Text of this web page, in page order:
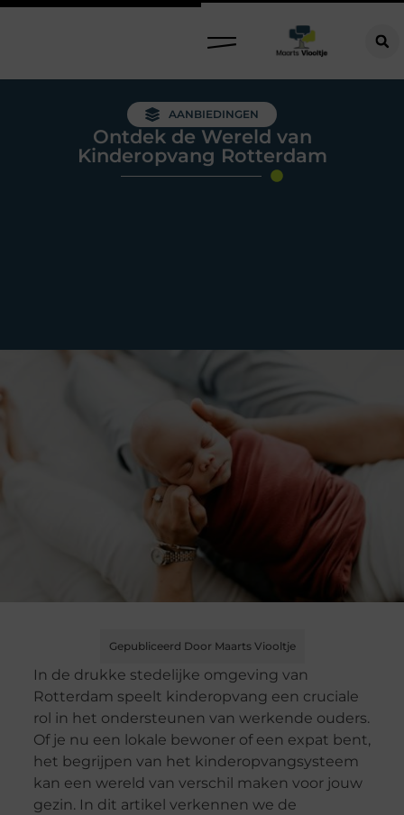
AANBIEDINGEN
Ontdek de Wereld van
Kinderopvang Rotterdam
Gepubliceerd Door Maarts Viooltje
In de drukke stedelijke omgeving van
Rotterdam speelt kinderopvang een cruciale
rol in het ondersteunen van werkende ouders.
Of je nu een lokale bewoner of een expat bent,
het begrijpen van het kinderopvangsysteem
kan een wereld van verschil maken voor jouw
gezin. In dit artikel verkennen we de